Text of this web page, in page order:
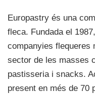
Europastry és una
fleca. Fundada el
companyies flequeres
sector de les masses
pastisseria i snacks.
present en més de 70